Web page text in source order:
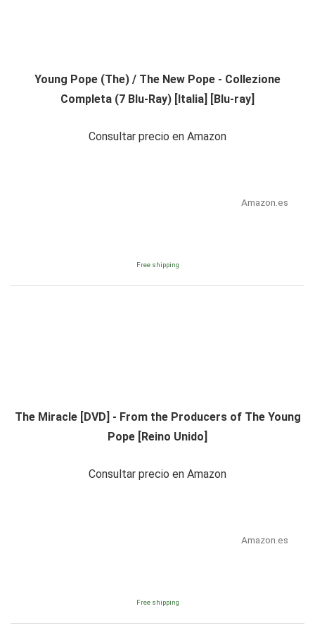
Young Pope (The) / The New Pope - Collezione
Completa (7 Blu-Ray) [Italia] [Blu-ray]
Consultar precio en Amazon
Amazon.es
Free shipping
The Miracle [DVD] - From the Producers of The Young
Pope [Reino Unido]
Consultar precio en Amazon
Amazon.es
Free shipping